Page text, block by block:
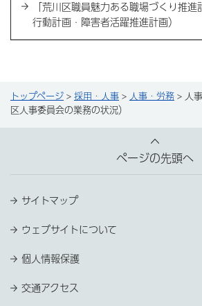
「荒川区職員魅力ある職場づくり推進
行動計画・障害者活躍推進計画）
トップページ > 採用・人事 > 人事・労務 > 人
区人事委員会の業務の状況）
ページの先頭へ
サイトマップ
ウェブサイトについて
個人情報保護
交通アクセス